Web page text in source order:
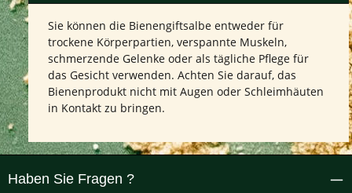
Sie können die Bienengiftsalbe entweder für
trockene Körperpartien, verspannte Muskeln,
schmerzende Gelenke oder als tägliche Pflege für
das Gesicht verwenden. Achten Sie darauf, das
Bienenprodukt nicht mit Augen oder Schleimhäuten
in Kontakt zu bringen.
Haben Sie Fragen ?